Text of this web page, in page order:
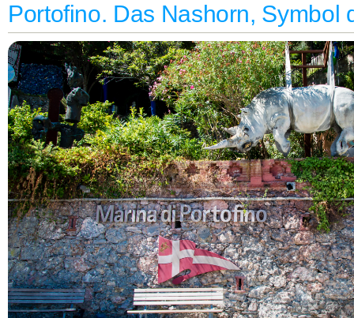
Portofino. Das Nashorn, Symbol